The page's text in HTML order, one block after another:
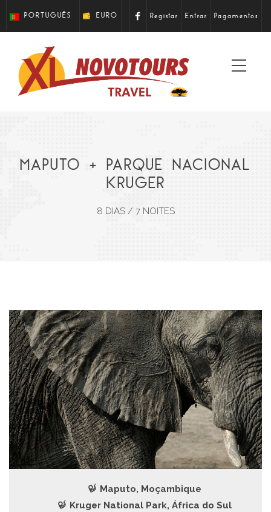
PORTUGUÊS EURO Registar Entrar Pagamentos
Ver
MAPUTO + PARQUE NACIONAL
KRUGER
8 DIAS / 7 NOITES
Maputo, Moçambique
Kruger National Park, África do Sul